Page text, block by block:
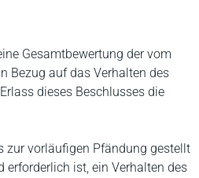
Gesamtbewertung der vom
Bezug auf das Verhalten des
dieses Beschlusses die
zur vorläufigen Pfändung gestellt
erforderlich ist, ein Verhalten des